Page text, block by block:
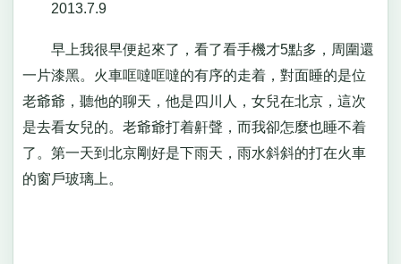
2013.7.9
早上我很早便起來了，看了看手機才5點多，周圍還
一片漆黑。火車哐噠哐噠的有序的走着，對面睡的是位
老爺爺，聽他的聊天，他是四川人，女兒在北京，這次
是去看女兒的。老爺爺打着鼾聲，而我卻怎麼也睡不着
了。第一天到北京剛好是下雨天，雨水斜斜的打在火車
的窗戶玻璃上。